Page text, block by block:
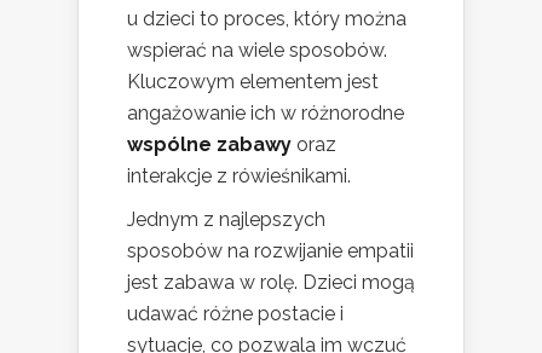
u dzieci to proces, który można
wspierać na wiele sposobów.
Kluczowym elementem jest
angażowanie ich w różnorodne
wspólne zabawy oraz
interakcje z rówieśnikami.
Jednym z najlepszych
sposobów na rozwijanie empatii
jest zabawa w rolę. Dzieci mogą
udawać różne postacie i
sytuacje, co pozwala im wczuć